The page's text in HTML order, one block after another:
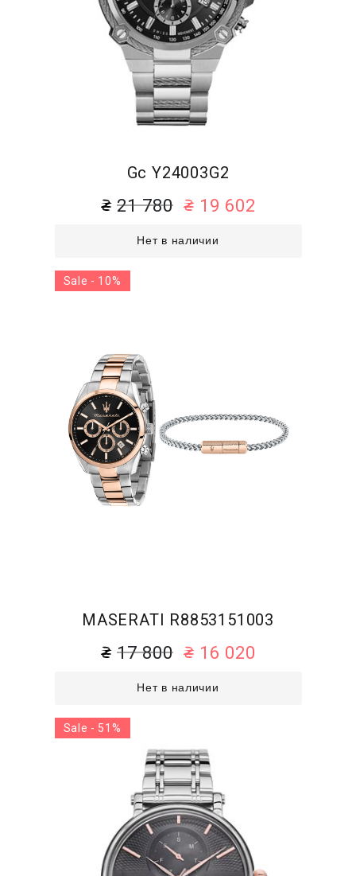
Gc Y24003G2
21 780 19 602
Нет в наличии
MASERATI R8853151003
17 800 16 020
Нет в наличии
Sale - 10%
Sale - 51%